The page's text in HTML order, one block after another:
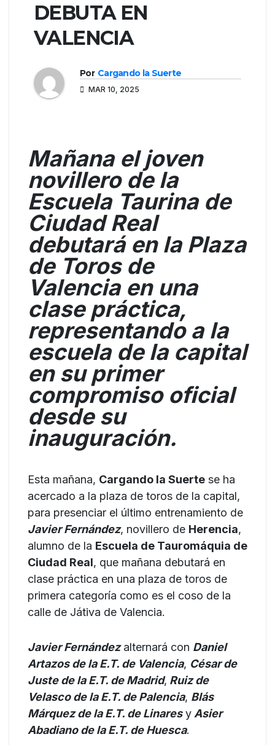
DEBUTA EN
VALENCIA
Por Cargando la Suerte
MAR 10, 2025
Mañana el joven
novillero de la
Escuela Taurina de
Ciudad Real
debutará en la Plaza
de Toros de
Valencia en una
clase práctica,
representando a la
escuela de la capital
en su primer
compromiso oficial
desde su
inauguración.
Esta mañana, Cargando la Suerte se ha
acercado a la plaza de toros de la capital,
para presenciar el último entrenamiento de
Javier Fernández, novillero de Herencia,
alumno de la Escuela de Tauromáquia de
Ciudad Real, que mañana debutará en
clase práctica en una plaza de toros de
primera categoría como es el coso de la
calle de Játiva de Valencia.
Javier Fernándezalternará con Daniel
Artazos de la E.T. de Valencia, César de
Juste de la E.T. de Madrid, Ruiz de
Velasco de la E.T. de Palencia, Blás
Márquez de la E.T. de LinaresyAsier
Abadiano de la E.T. de Huesca.